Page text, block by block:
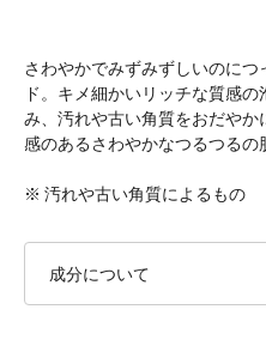
さわやかでみずみずしいのに
ド。キメ細かいリッチな質感
み、汚れや古い角質をおだや
感のあるさわやかなつるつるの
※ 汚れや古い角質によるもの
成分について